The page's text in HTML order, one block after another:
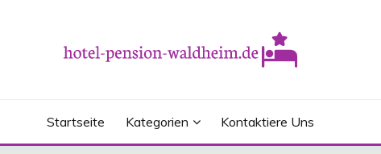
Startseite Kategorien Kontaktiere Uns